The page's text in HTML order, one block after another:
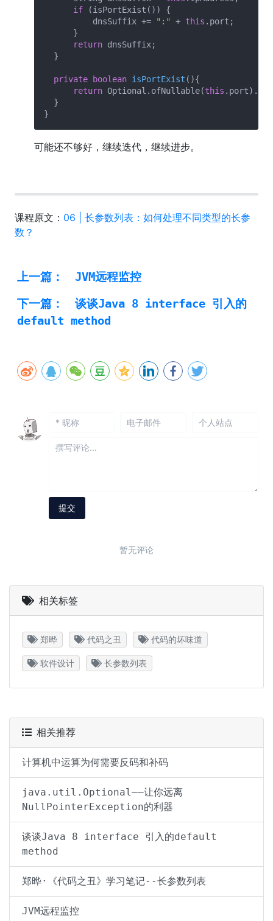
if (isPortExist()) {
          dnsSuffix +=
":" + this .port;
      }
return dnsSuffix;
  }
private boolean isPortExist (){
return Optional.ofNullable(this
  }
可能还不够好，继续迭代，继续进步。
课程原文： 06 | 长参数列表：如何处理不同类型的长参
数？
上一篇：
JVM远程监控
下一篇：
谈谈Java 8 interface 引入的
default method
相关标签
郑晔 代码之丑 代码的坏味道
软件设计 长参数列表
相关推荐
计算机中运算为何需要反码和补码
java.util.Optional——让你远离
NullPointerException的利器
谈谈Java 8 interface 引入的default
method
郑晔·《代码之丑》学习笔记--长参数列表
JVM远程监控